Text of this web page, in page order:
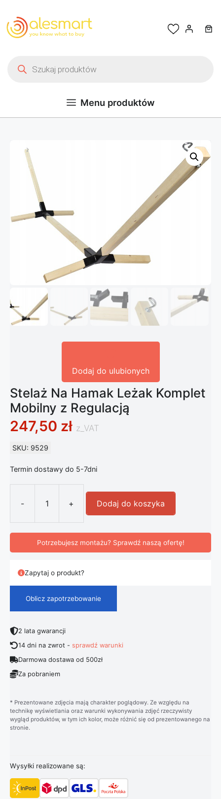
Menu produktów
Dodaj do ulubionych
Stelaż Na Hamak Leżak Komplet
Mobilny z Regulacją
247,50 zł z_VAT
SKU: 9529
Termin dostawy do 5-7dni
-
ilość Stelaż Na Hamak Leżak
+ Dodaj do koszyka
Potrzebujesz montażu? Sprawdź naszą ofertę!
Zapytaj o produkt?
Oblicz zapotrzebowanie
2 lata gwarancji
14 dni na zwrot -sprawdź warunki
Darmowa dostawa od 500zł
Za pobraniem
* Prezentowane zdjęcia mają charakter poglądowy. Ze względu na
technikę wyświetlania oraz warunki wykonywania zdjęć rzeczywisty
wygląd produktów, w tym ich kolor, może różnić się od prezentowanego na
stronie.
Wysyłki realizowane są: